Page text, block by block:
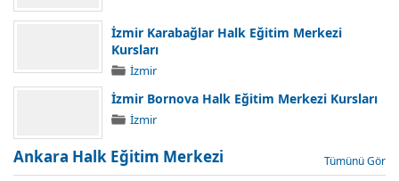
İzmir Karabağlar Halk Eğitim Merkezi
Kursları
İzmir
İzmir Bornova Halk Eğitim Merkezi Kursları
İzmir
Ankara Halk Eğitim Merkezi Tümünü Gör